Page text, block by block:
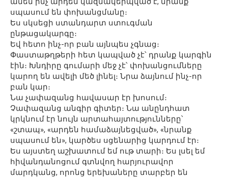
սպասում են փոխանցմանը։
Ես սկսեցի ստանդարտ ստուգման
ընթացակարգը։
Եվ հետո ինչ-որ բան այնպես չգնաց։
Փաստաթղթերի հետ կապված չէ՝ դրանք կարգին
էին։ Խնդիրը գումարի մեջ չէ՝ փոխանցումները
կարող են ավելի մեծ լինել։ Նրա ձայնում ինչ-որ
բան կար։
Նա չափազանց հավասար էր խոսում։
Չափազանց անգիր գիտեր։ Նա անընդհատ
կրկնում էր նույն արտահայտությունները՝
«շտապ», «արդեն համաձայնեցված», «նրանք
սպասում են», կարծես սցենարից կարդում էր։
Ես այստեղ աշխատում եմ ութ տարի։ Ես լսել եմ
հիվանդանոցում գտնվող հարյուրավոր
մարդկանց, որոնց երեխաները տարբեր են